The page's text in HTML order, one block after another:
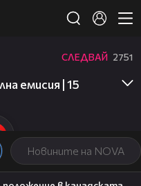
Новините на NOVA
СЛЕДВАЙ 2751
емисия | 15